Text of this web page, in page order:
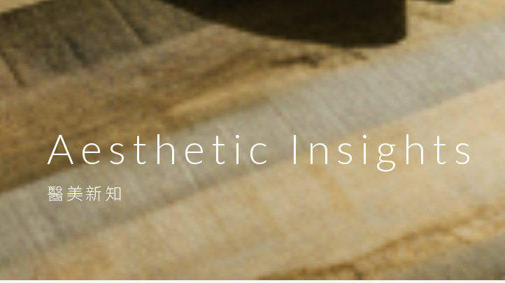
Aesthetic Insights
醫美新知